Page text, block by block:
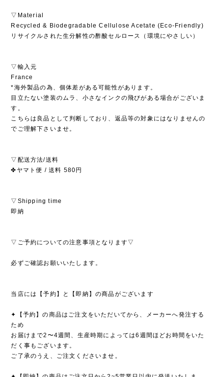
▽Material
Recycled & Biodegradable Cellulose Acetate (Eco-Friendly)
リサイクルされた生分解性の酢酸セルロース（環境にやさしい）
▽輸入元
France
*海外製品の為、個体差がある可能性があります。
目立たない塗装のムラ、小さなインクの飛びがある場合がございま
す。
こちらは良品として判断しており、返品等の対象にはなりませんの
でご理解下さいませ。
▽配送方法/送料
✤ヤマト便 / 送料 580円
▽Shipping time
即納
▽ご予約についての注意事項となります▽
必ずご確認お願いいたします。
当店には【予約】と【即納】の商品がございます
✦【予約】の商品はご注文をいただいてから、メーカーへ発注する
ため
お届けまで2〜4週間、生産時期によっては6週間ほどお時間をいた
だく事もございます。
ご了承のうえ、ご注文くださいませ。